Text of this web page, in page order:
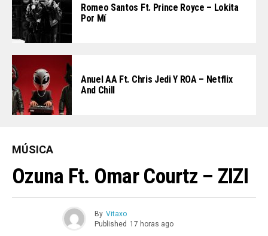
Romeo Santos Ft. Prince Royce – Lokita
Por Mí
Anuel AA Ft. Chris Jedi Y ROA – Netflix
And Chill
MÚSICA
Ozuna Ft. Omar Courtz – ZIZI
By Vitaxo
Published 17 horas ago